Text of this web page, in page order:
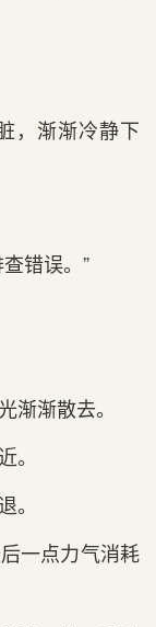
，渐渐冷静下
错误。”
渐渐散去。
。
。
一点力气消耗